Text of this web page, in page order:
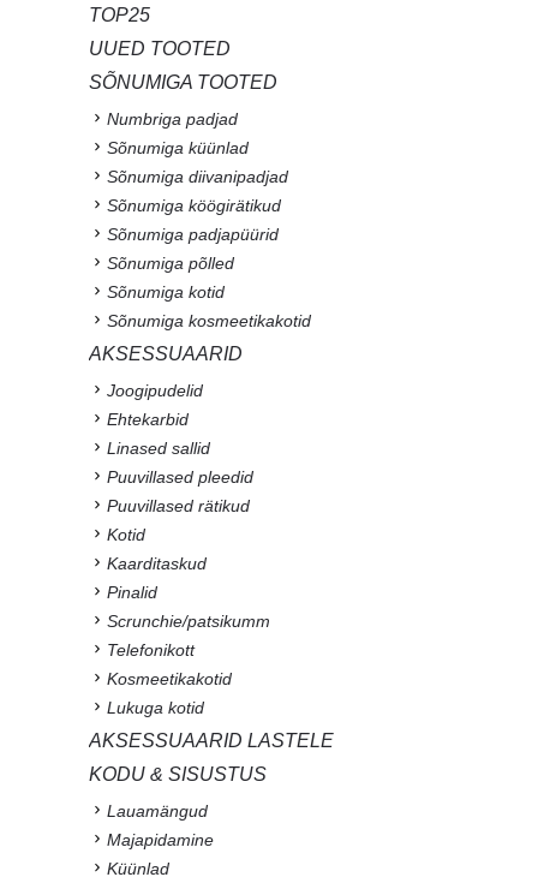
TOP25
UUED TOOTED
SÕNUMIGA TOOTED
Numbriga padjad
Sõnumiga küünlad
Sõnumiga diivanipadjad
Sõnumiga köögirätikud
Sõnumiga padjapüürid
Sõnumiga põlled
Sõnumiga kotid
Sõnumiga kosmeetikakotid
AKSESSUAARID
Joogipudelid
Ehtekarbid
Linased sallid
Puuvillased pleedid
Puuvillased rätikud
Kotid
Kaarditaskud
Pinalid
Scrunchie/patsikumm
Telefonikott
Kosmeetikakotid
Lukuga kotid
AKSESSUAARID LASTELE
KODU & SISUSTUS
Lauamängud
Majapidamine
Küünlad